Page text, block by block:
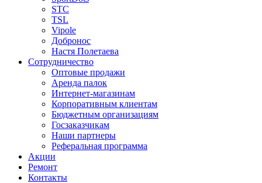
STC
TSL
Vipole
Добронос
Настя Полетаева
Сотрудничество
Оптовые продажи
Аренда палок
Интернет-магазинам
Корпоративным клиентам
Бюджетным организациям
Госзаказчикам
Наши партнеры
Реферальная программа
Акции
Ремонт
Контакты